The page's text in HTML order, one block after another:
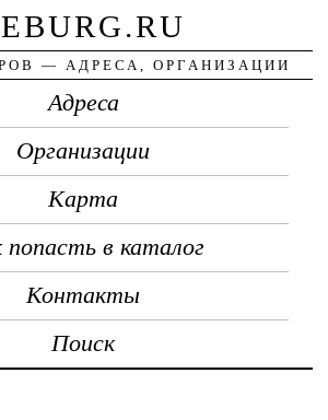
— АДРЕСА, ОРГАНИЗАЦИИ
Адреса
Организации
Карта
попасть в каталог
Контакты
Поиск